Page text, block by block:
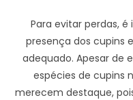
Para evitar perdas,
presença dos cupins
adequado. Apesar de
espécies de cupins
merecem destaque,